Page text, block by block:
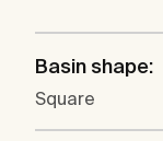
Basin shape:
Square